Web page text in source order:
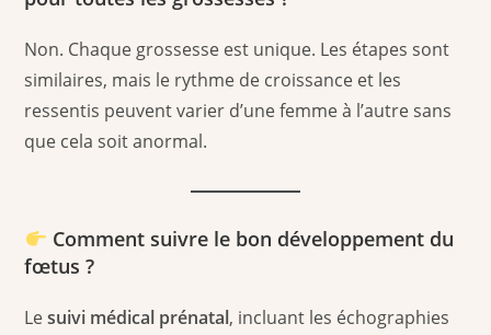
Non. Chaque grossesse est unique. Les étapes sont
similaires, mais le rythme de croissance et les
ressentis peuvent varier d’une femme à l’autre sans
que cela soit anormal.
Comment suivre le bon développement du
fœtus ?
Lesuivi médical prénatal, incluant les échographies